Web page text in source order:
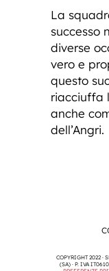
La
successo
diverse
vero e
questo
riacciuffa
anche
dell’Angri.
COPYRIGHT 2022 ·
(SA) · P. IVA